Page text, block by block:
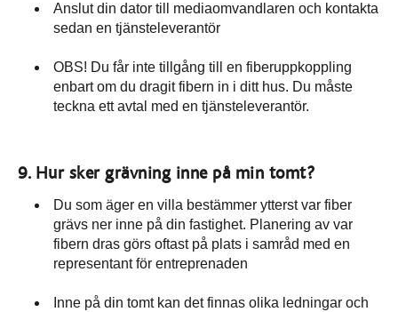
Anslut din dator till mediaomvandlaren och kontakta
sedan en tjänsteleverantör
OBS! Du får inte tillgång till en fiberuppkoppling
enbart om du dragit fibern in i ditt hus. Du måste
teckna ett avtal med en tjänsteleverantör.
9. Hur sker grävning inne på min tomt?
Du som äger en villa bestämmer ytterst var fiber
grävs ner inne på din fastighet. Planering av var
fibern dras görs oftast på plats i samråd med en
representant för entreprenaden
Inne på din tomt kan det finnas olika ledningar och